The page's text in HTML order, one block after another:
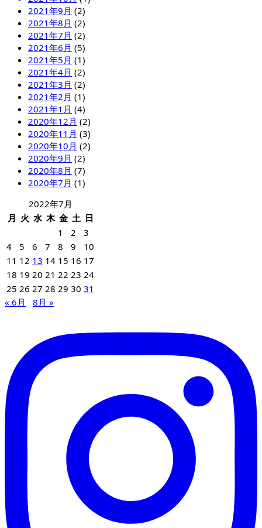
2021年9月 (2)
2021年8月 (2)
2021年7月 (2)
2021年6月 (5)
2021年5月 (1)
2021年4月 (2)
2021年3月 (2)
2021年2月 (1)
2021年1月 (4)
2020年12月 (2)
2020年11月 (3)
2020年10月 (2)
2020年9月 (2)
2020年8月 (7)
2020年7月 (1)
2022年7月
月 火 水 木 金 土 日
1
2
3
4
5 6 7 8 9
10
11 12 13 14 15 16 17
18 19 20 21 22 23 24
25 26 27 28 29 30 31
« 6月
8月 »